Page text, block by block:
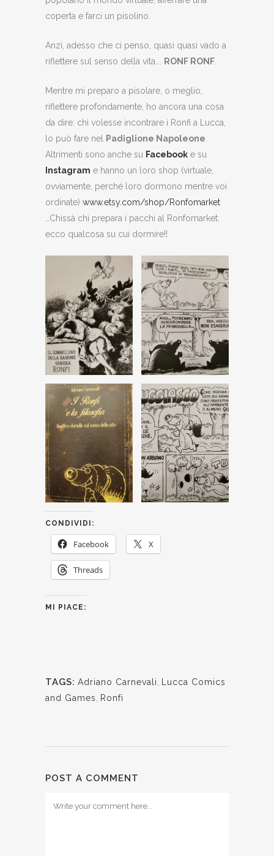
coperta e farci un pisolino.
Anzi, adesso che ci penso, quasi quasi vado a
riflettere sul senso della vita….
RONF RONF
Mentre mi preparo a pisolare, o meglio,
riflettere profondamente, ho ancora una cosa
da dire: chi volesse incontrare i Ronfi a Lucca,
lo può fare nel
Padiglione Napoleone
Altrimenti sono anche su Facebook e su
Instagram e hanno un loro shop (virtuale,
ovviamente, perché loro dormono mentre voi
ordinate) www.etsy.com/shop/Ronfomarket
…Chissà chi prepara i pacchi al Ronfomarket:
ecco qualcosa su cui dormire!!
CONDIVIDI:
Facebook X
Threads
MI PIACE:
TAGS: Adriano Carnevali
Lucca Comics
and Games
Ronfi
POST A COMMENT